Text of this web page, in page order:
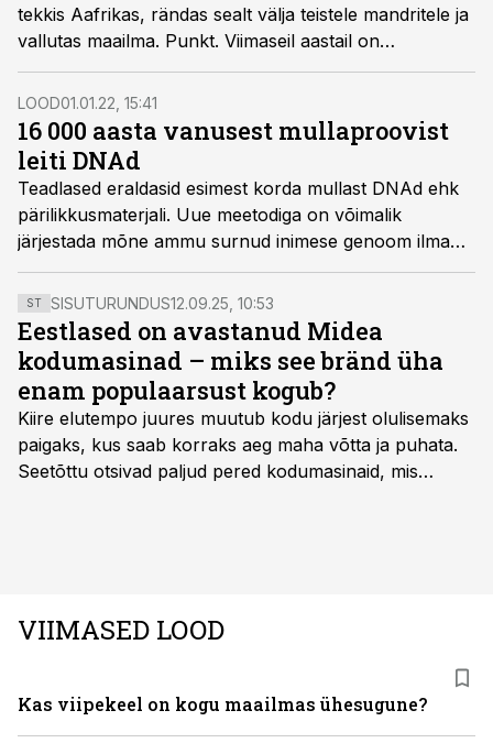
tekkis Aafrikas, rändas sealt välja teistele mandritele ja
vallutas maailma. Punkt. Viimaseil aastail on
arheoloogiline leiumaterjal kogu meie evolutsiooni
kahtluse alla seadnud ning vähe sellest, küsitavaks on
muutunud isegi maailmajagu, kus inimene välja
kujunes. Olukorras peavad selguse looma uudsed
meetodid, mida kasutades saavad teadlased rännata
miljonite aastate taha ning heita valgust meie kaugete
esivanemate ellu.
LOOD01.01.22, 15:41
16 000 aasta vanusest mulla­proovist
leiti DNAd
Teadlased eraldasid esimest korda mullast DNAd ehk
pärilikkus­materjali. Uue meetodiga on võimalik
järjestada mõne ammu surnud inimese genoom ilma
ühtegi luujupikest leidmata.
ST SISUTURUNDUS12.09.25, 10:53
Eestlased on avastanud Midea
kodumasinad – miks see bränd üha
enam populaarsust kogub?
Kiire elutempo juures muutub kodu järjest olulisemaks
paigaks, kus saab korraks aeg maha võtta ja puhata.
Seetõttu otsivad paljud pered kodumasinaid, mis
VIIMASED LOOD
Kas viipekeel on kogu maailmas ühesugune?